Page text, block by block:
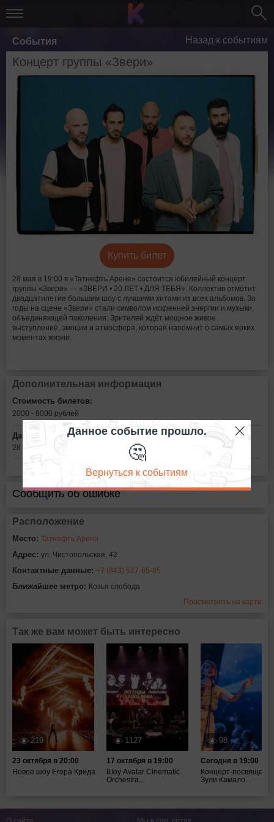
События Назад к событиям
Концерт группы «Звери»
Купить билет
28 мая в 19:00 в «Татнефть Арене» состоится юбилейный концерт
группы «Звери» — «ЗВЕРИ • 20 ЛЕТ • ДЛЯ ТЕБЯ». Коллектив отметит
двадцатилетие большим шоу с лучшими хитами из всех альбомов. За
годы на сцене «Звери» стали символом искренней энергии и музыки,
объединяющей поколения. Зрителей ждёт мощное живое
выступление, эмоции и атмосфера, которая напомнит о самых ярких
моментах жизни.
Дополнительная информация
Стоимость билетов:
2000 - 8000 рублей
Дата:
28 мая в 19:00
Сообщить об ошибке
Расположение
Место: Татнефть Арена
Адрес: ул. Чистопольская, 42
Контактные данные: +7 (843) 527-85-85
Ближайшее метро: Козья слобода
Просмотреть на карте
Так же вам может быть интересно
219
23 октября в 20:00
Новое шоу Егора Крида
1127
17 октября в 19:00
Шоу Avatar Cinematic
Orchestra...
98
Сегодня в 19:00
Концерт-
Зули Камало...
Данное событие прошло.
🤔
Вернуться к событиям